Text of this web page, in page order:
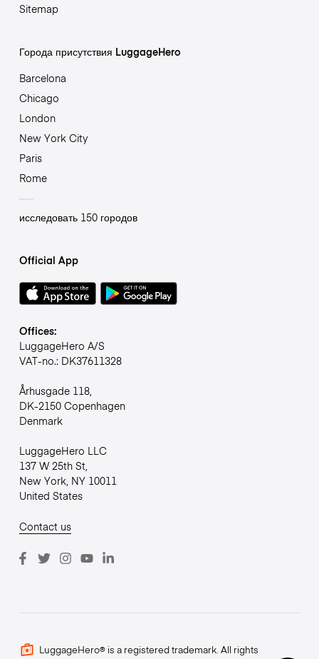
Sitemap
Города присутствия LuggageHero
Barcelona
Chicago
London
New York City
Paris
Rome
исследовать 150 городов
Official App
Offices:
LuggageHero A/S
VAT-no.: DK37611328
Århusgade 118,
DK-2150 Copenhagen
Denmark
LuggageHero LLC
137 W 25th St,
New York, NY 10011
United States
Contact us
LuggageHero® is a registered trademark. All rights